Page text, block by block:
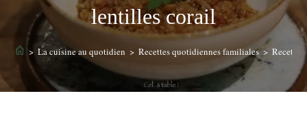
lentilles corail
> La cuisine au quotidien > Recettes quotidiennes familiales > Recette